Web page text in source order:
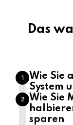
Das
1
Wie Sie
System
2
Wie Sie
sparen